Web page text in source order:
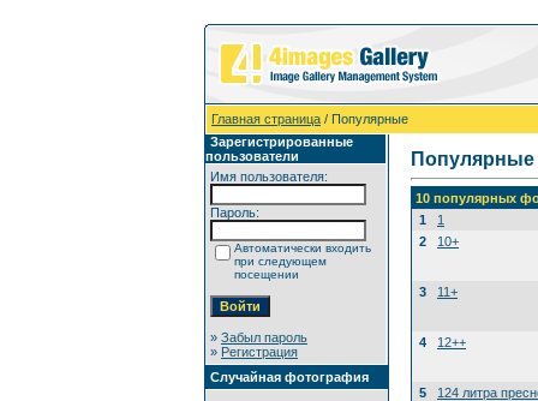
Главная страница / Популярные
Зарегистрированные
пользователи
Имя пользователя:
Пароль:
Автоматически входить
при следующем
посещении
» Забыл пароль
» Регистрация
Случайная фотография
Популярные
10 популярных
1
1
2
10+
3 11+
4 12++
5 124 литра